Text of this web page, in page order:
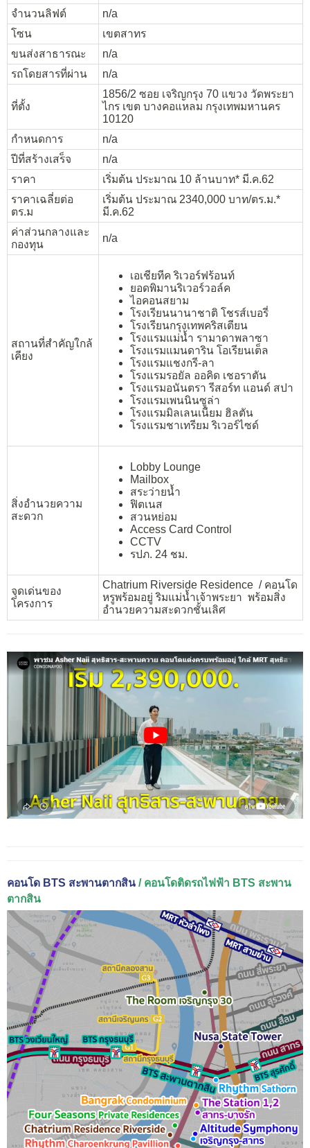
จำนวนลิฟต์
n/a
โซน
เขตสาทร
ขนส่งสาธารณะ
n/a
รถโดยสารที่ผ่าน
n/a
ที่ตั้ง
1856/2 ซอย เจริญกรุง 70 แขวง วัดพระยา
ไกร เขต บางคอแหลม กรุงเทพมหานคร
10120
กำหนดการ
n/a
ปีที่สร้างเสร็จ
n/a
ราคา
เริ่มต้น ประมาณ 10 ล้านบาท* มี.ค.62
ราคาเฉลี่ยต่อ
ตร.ม
เริ่มต้น ประมาณ 2340,000 บาท/ตร.ม.*
มี.ค.62
ค่าส่วนกลางและ
กองทุน
n/a
สถานที่สำคัญใกล้
เคียง
เอเชียทีค ริเวอร์ฟร้อนท์
ยอดพิมานริเวอร์วอล์ค
ไอคอนสยาม
โรงเรียนนานาชาติ โชรส์เบอรี่
โรงเรียนกรุงเทพคริสเตียน
โรงแรมแม่น้ำ รามาดาพลาซา
โรงแรมแมนดาริน โอเรียนเต็ล
โรงแรมแชงกรี-ลา
โรงแรมรอยัล ออคิด เชอราตัน
โรงแรมอนันตรา รีสอร์ท แอนด์ สปา
โรงแรมเพนนินซูล่า
โรงแรมมิลเลนเนียม ฮิลตัน
โรงแรมชาเทรียม ริเวอร์ไซด์
สิ่งอำนวยความ
สะดวก
Lobby Lounge
Mailbox
สระว่ายน้ำ
ฟิตเนส
สวนหย่อม
Access Card Control
CCTV
รปภ. 24 ชม.
จุดเด่นของ
โครงการ
Chatrium Riverside Residence / คอนโด
หรูพร้อมอยู่ ริมแม่น้ำเจ้าพระยา พร้อมสิ่ง
อำนวยความสะดวกชั้นเลิศ
คอนโด BTS สะพานตากสิน / คอนโดติดรถไฟฟ้า BTS สะพาน
ตากสิน